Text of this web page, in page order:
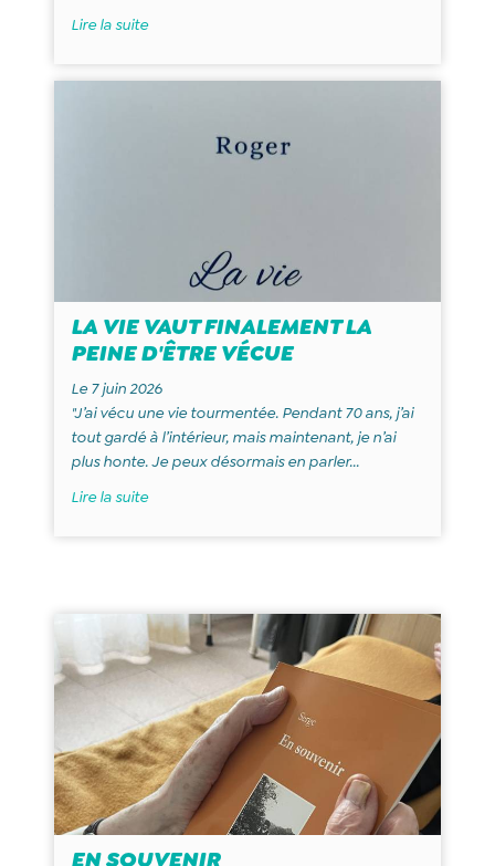
Lire la suite
LA VIE VAUT FINALEMENT LA
PEINE D'ÊTRE VÉCUE
Le 7 juin 2026
"J’ai vécu une vie tourmentée. Pendant 70 ans, j’ai
tout gardé à l’intérieur, mais maintenant, je n’ai
plus honte. Je peux désormais en parler...
Lire la suite
EN SOUVENIR